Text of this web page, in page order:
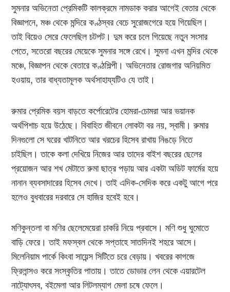
সুমনার অভিনেতা প্রেমিকটি কালক্রমে নামডাক করার আগেই বেতার থেকে
বিজ্ঞাপনে, মঞ্চ থেকে মন্দিরে কণ্ঠস্বর বেচে সুরোজগেরে হয়ে গিয়েছিল।
তাই বিয়েও সেরে ফেলেছিল চটপট। দুম করে চলে গিয়েছে নতুন সংসার
পেতে, সতেরো বছরের মেয়েকে সুমনার সঙ্গে রেখে। সুমনা এখন মন্দির থেকে
মঞ্চে, বিজ্ঞাপন থেকে বেতারে কণ্ঠশিল্পী। অভিনেতার রোজগার অনিয়মিত
হওয়ায়, তার বাধ্যতামূলক অর্থসাহায্যটিও যে তাই।
রুমার প্রেমিক বয়স বাড়তে কর্পোরেটের হোমরা-চোমরা আর ভয়ানক
অর্থপিশাচ হয়ে উঠেছে। বিবাহিত জীবনে লোকটা বর নয়, স্বামী। রুমার
দিনগুলো সে ঘরের খাটনিতে আর খরচের হিসেব রাখায় নিঙড়ে নিতে
চাইছিল। তাকে কলা দেখিয়ে নিজের আর তাদের বাইশ বছরের ছেলের
প্রয়োজন আর শখ মেটাতে রুমা ছাত্র পড়ায় আর একটা অডিট ফার্মের হয়ে
নানান ব্যবসাদারের হিসেব দেখে। তাই এদিক-সেদিক করে একটু আগে পরে
হলেও বুধবারের দরবারে সে হাজির হবেই হবে।
মণিকুন্তলা বা মণির ছেলেমেয়েরা চাকরি নিয়ে প্রবাসে। মণি শুধু ঘুমোতে
বাড়ি ফেরে। তাই মফস্বল থেকে সপ্তাহে সাতদিনই শহরে আসে।
মিলেনিয়াম পার্কে কিংবা সায়েন্স সিটিতে চরে বেড়ায়। খবরের কাগজে
ফ্রিলান্সও করে সংস্কৃতির পাতায়। তাতে ডোভার লেন থেকে এয়ারটেল
নাট্যোৎসব, বইমেলা আর লিটলম্যাগ মেলা চষে ফেলে।